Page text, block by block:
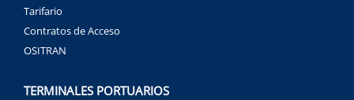
Tarifario
Contratos de Acceso
OSITRAN
TERMINALES PORTUARIOS